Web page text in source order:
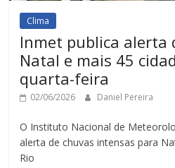
Clima
Inmet publica alerta
Natal e mais 45
quarta-feira
02/06/2026 Daniel Pereira
O Instituto Nacional de
alerta de chuvas intensas para
Rio